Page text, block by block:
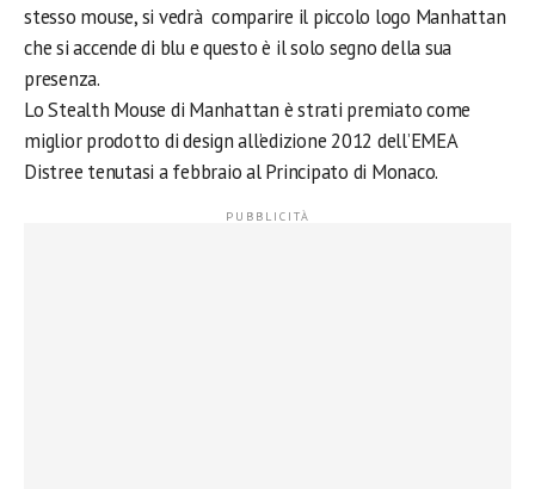
stesso mouse, si vedrà comparire il piccolo logo Manhattan
che si accende di blu e questo è il solo segno della sua
presenza.
Lo Stealth Mouse di Manhattan è strati premiato come
miglior prodotto di design all’edizione 2012 dell’EMEA
Distree tenutasi a febbraio al Principato di Monaco.